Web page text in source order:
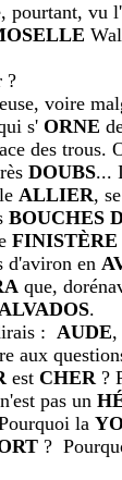
vu l'
?
voire
s' ORNE
des trous.
DOUBS...
ALLIER, se
BOUCHES
FINISTÈRE
d'aviron en
que,
.
: AUDE,
aux
est CHER ?
n'est pas un
la
?